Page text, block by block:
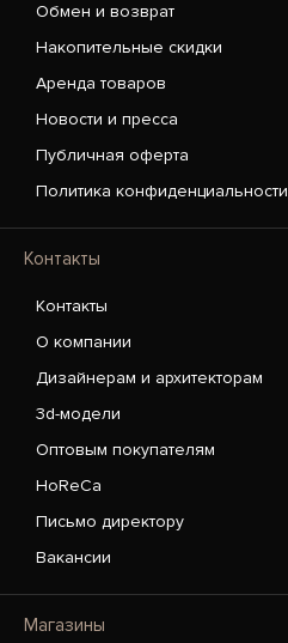
Обмен и возврат
Накопительные скидки
Аренда товаров
Новости и пресса
Публичная оферта
Политика конфиденциальности
Контакты
Контакты
О компании
Дизайнерам и архитекторам
3d-модели
Оптовым покупателям
HoReCa
Письмо директору
Вакансии
Магазины